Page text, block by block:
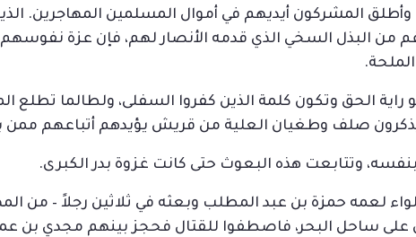
المشركون أيديهم في أموال المسلمين المهاجرين.
من البذل السخي الذي قدمه الأنصار لهم، فإن عزة
راية الحق وتكون كلمة الذين كفروا السفلى، ولطالما تطلع
يذكرون صلف وطغيان العلية من قريش يؤيدهم أتباعهم
وتتابعت هذه البعوث حتى كانت غزوة بدر الكبرى.
لعمه حمزة بن عبد المطلب وبعثه في ثلاثين رجلاً – من
ساحل البحر، فاصطفوا للقتال فحجز بينهم مجدي بن